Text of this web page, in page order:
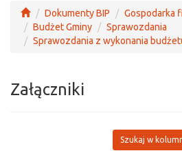
Dokumenty BIP
Gospodarka
Budżet Gminy
Sprawozdania
Sprawozdania z wykonania
Załączniki
Szukaj w